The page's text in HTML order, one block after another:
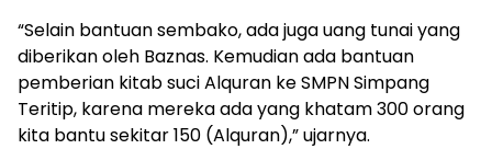
“Selain bantuan sembako, ada juga uang tunai yang
diberikan oleh Baznas. Kemudian ada bantuan
pemberian kitab suci Alquran ke SMPN Simpang
Teritip, karena mereka ada yang khatam 300 orang
kita bantu sekitar 150 (Alquran),” ujarnya.